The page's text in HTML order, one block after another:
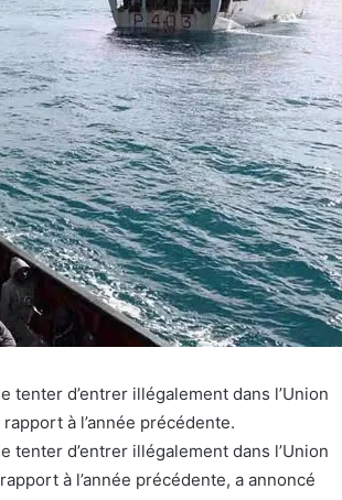
d’entrer illégalement dans l’Union
à l’année précédente.
d’entrer illégalement dans l’Union
à l’année précédente, a annoncé